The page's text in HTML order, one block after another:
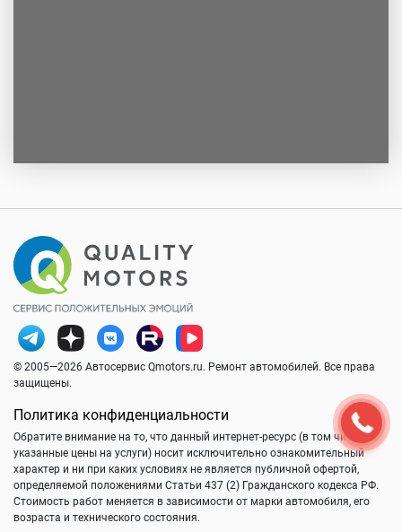
© 2005—2026 Автосервис Qmotors.ru. Ремонт автомобилей. Все права
защищены.
Политика конфиденциальности
Обратите внимание на то, что данный интернет-ресурс (в том числе
указанные цены на услуги) носит исключительно ознакомительный
характер и ни при каких условиях не является публичной офертой,
определяемой положениями Статьи 437 (2) Гражданского кодекса РФ.
Стоимость работ меняется в зависимости от марки автомобиля, его
возраста и технического состояния.